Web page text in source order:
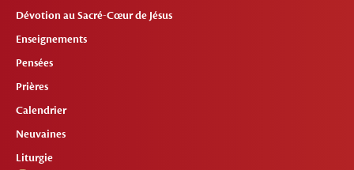
Dévotion au Sacré-Cœur de Jésus
Enseignements
Pensées
Prières
Calendrier
Neuvaines
Liturgie